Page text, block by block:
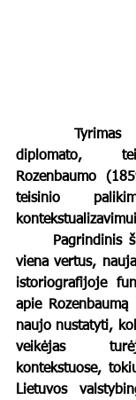
diplomato,
Rozenbaumo
teisinio
viena vertus,
istoriografijoje
apie
naujo nustatyti,
veikėjas
kontekstuose,
Lietuvos